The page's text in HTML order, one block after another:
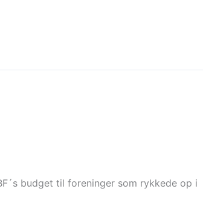
budget til foreninger som rykkede op i